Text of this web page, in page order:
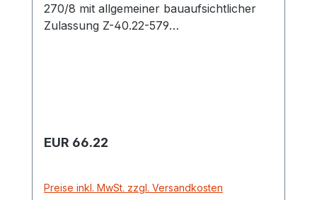
270/8 mit allgemeiner bauaufsichtlicher
Zulassung Z-40.22-579
Regulärer Preis:
EUR 66.22
Preise inkl. MwSt. zzgl. Versandkosten